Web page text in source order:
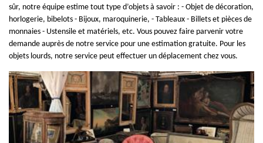
sûr, notre équipe estime tout type d’objets à savoir : - Objet de décoration,
horlogerie, bibelots - Bijoux, maroquinerie, - Tableaux - Billets et pièces de
monnaies - Ustensile et matériels, etc. Vous pouvez faire parvenir votre
demande auprès de notre service pour une estimation gratuite. Pour les
objets lourds, notre service peut effectuer un déplacement chez vous.